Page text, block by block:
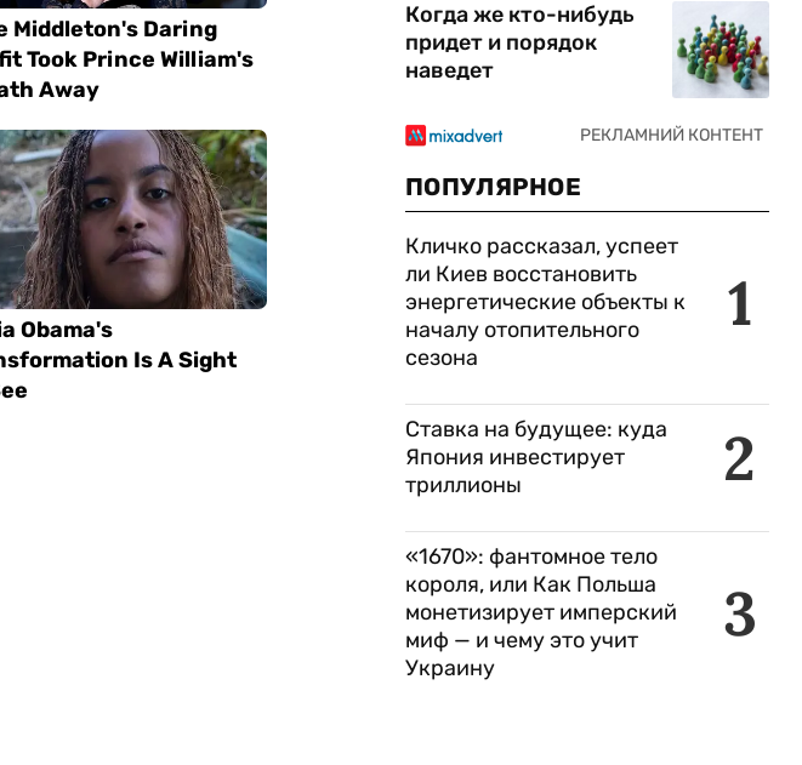
Когда же кто-нибудь
придет и порядок
наведет
ПОПУЛЯРНОЕ
1
Кличко рассказал, успеет
ли Киев восстановить
энергетические объекты к
началу отопительного
сезона
2
Ставка на будущее: куда
Япония инвестирует
триллионы
3
«1670»: фантомное тело
короля, или Как Польша
монетизирует имперский
миф — и чему это учит
Украину